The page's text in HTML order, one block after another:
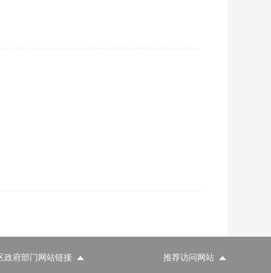
政府部门网站链接 推荐访问网站